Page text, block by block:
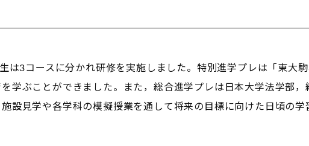
は3コースに分かれ研修を実施しました。特別進学プレは「東大
学ぶことができました。また，総合進学プレは日本大学法学部，
設見学や各学科の模擬授業を通して将来の目標に向けた日頃の